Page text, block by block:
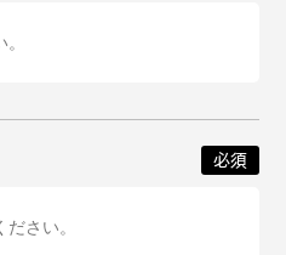
OTHERS